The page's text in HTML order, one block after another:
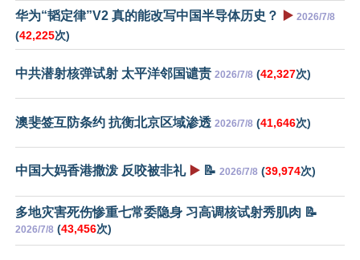
华为“韬定律”V2 真的能改写中国半导体历史？ ▶️ 2026/7/8
(42,225次)
中共潜射核弹试射 太平洋邻国谴责 2026/7/8 (42,327次)
澳斐签互防条约 抗衡北京区域渗透 2026/7/8 (41,646次)
中国大妈香港撒泼 反咬被非礼 ▶️ 📝 2026/7/8 (39,974次)
多地灾害死伤惨重七常委隐身 习高调核试射秀肌肉 📝
2026/7/8 (43,456次)